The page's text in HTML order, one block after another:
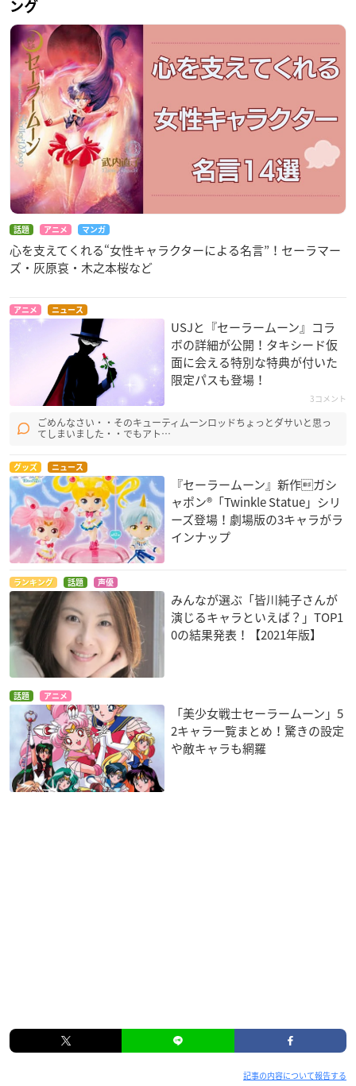
ング
話題 アニメ マンガ
心を支えてくれる“女性キャラクターによる名言”！セーラマー
ズ・灰原哀・木之本桜など
アニメ ニュース
USJと『セーラームーン』コラ
ボの詳細が公開！タキシード仮
面に会える特別な特典が付いた
限定パスも登場！
3コメント
ごめんなさい・・そのキューティムーンロッドちょっとダサいと思っ
てしまいました・・でもアト…
グッズ ニュース
『セーラームーン』新作ガシ
ャポン®「Twinkle Statue」シリ
ーズ登場！劇場版の3キャラがラ
インナップ
ランキング 話題 声優
みんなが選ぶ「皆川純子さんが
演じるキャラといえば？」TOP1
0の結果発表！【2021年版】
話題 アニメ
「美少女戦士セーラームーン」5
2キャラ一覧まとめ！驚きの設定
や敵キャラも網羅
記事の内容について報告する